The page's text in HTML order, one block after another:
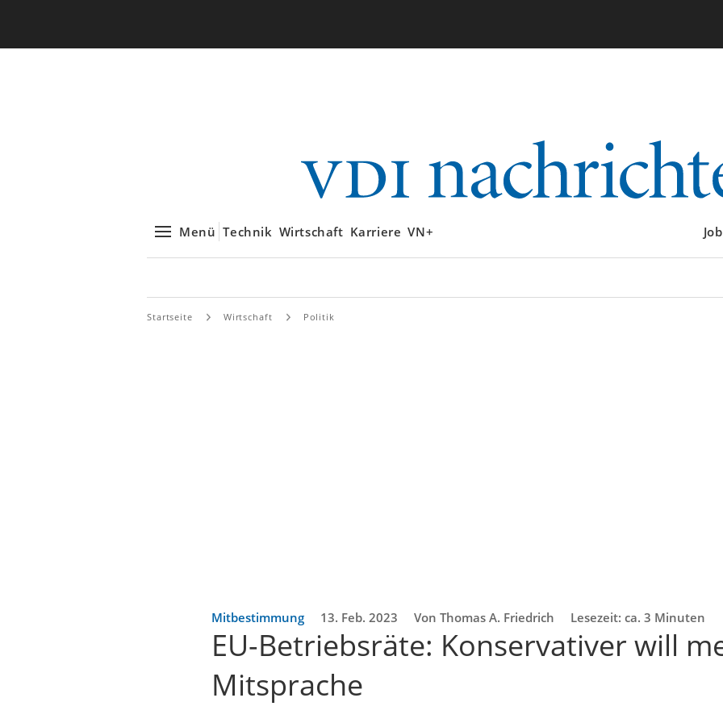
Menü Technik Wirtschaft Karriere VN+
Startseite Wirtschaft Politik
Mitbestimmung 13. Feb. 2023 Von Thomas A. Friedrich Lesezeit: ca. 3 Minuten
EU-Betriebsräte: Konservativer will
Mitsprache